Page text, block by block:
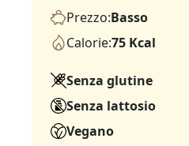
Prezzo:Basso
Calorie:75 Kcal
Senza glutine
Senza lattosio
Vegano